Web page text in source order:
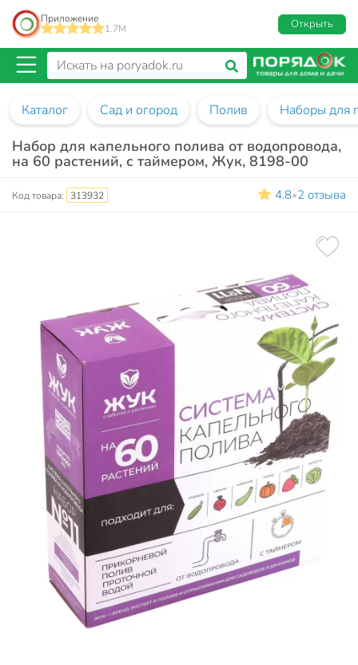
Приложение
1.7M
Открыть
Каталог Сад и огород Полив Наборы для
Набор для капельного полива от водопровода,
на 60 растений, с таймером, Жук, 8198-00
Код товара: 313932 4.8•2 отзыва